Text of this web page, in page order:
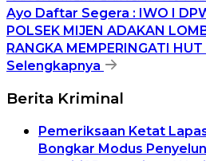
Ayo Daftar Segera : IWO I
POLSEK MIJEN ADAKAN
RANGKA MEMPERINGATI HUT
Selengkapnya
Berita Kriminal
Pemeriksaan Ketat
Bongkar Modus